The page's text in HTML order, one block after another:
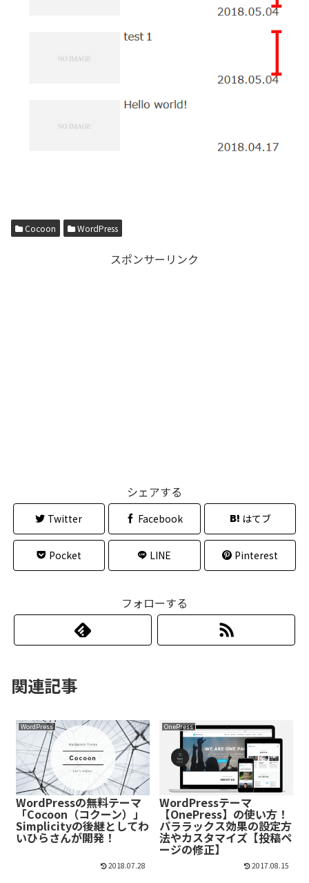
Cocoon WordPress
スポンサーリンク
シェアする
Twitter Facebook はてブ
Pocket LINE Pinterest
フォローする
関連記事
WordPress
WordPressの無料テーマ
「Cocoon（コクーン）」
Simplicityの後継としてわ
いひらさんが開発！
2018.07.28
OnePress
WordPressテーマ
【OnePress】の使い方！
パララックス効果の設定方
法やカスタマイズ【投稿ペ
ージの修正】
2017.08.15